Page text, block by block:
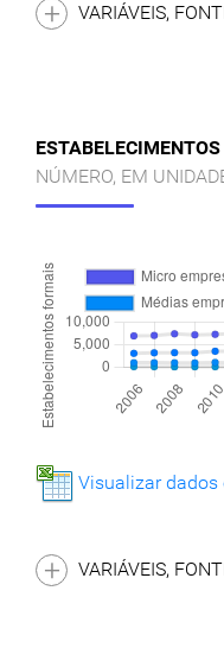
VARIÁVEIS,
NÚMERO, EM
Visualizar dados
VARIÁVEIS,